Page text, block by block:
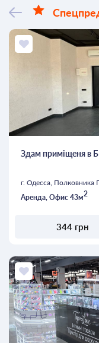
Здам приміщеня в
г. Одесса, Полковника
Аренда, Офис 43м2
344 грн